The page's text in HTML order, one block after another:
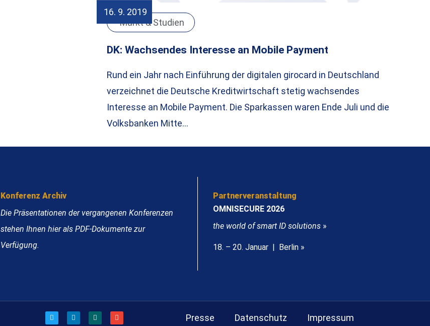
16. 9. 2019
Markt & Studien
DK: Wachsendes Interesse an Mobile Payment
Rund ein Jahr nach Einführung der digitalen girocard in Deutschland
verzeichnet die Deutsche Kreditwirtschaft stetig wachsendes
Interesse an Mobile Payment. Die Sparkassen waren Ende Juli und die
Volksbanken Mitte…
Konferenz Archiv
Die Präsentationen der vergangenen Konferenzen
stehen Ihnen hier als PDF-Dokumente zur
Verfügung.
Partnerveranstaltung
OMNISECURE 2026
the world of smart ID solutions »
18. – 20. Januar | Berlin »
Presse Datenschutz Impressum